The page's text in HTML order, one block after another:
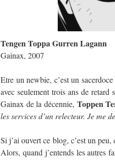
Tengen Toppa Gurren Lagann
Gainax, 2007
Etre un newbie, c’est un
avec seulement trois ans de
Gainax de la décennie, Toppen
les services d’un relecteur. Je me
Si j’ai ouvert ce blog, c’est un
Alors, quand j’entends les autres